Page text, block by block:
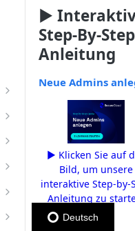
▶️
Step-By-Step
Anleitung
Neue Admins
▶️ Klicken Sie auf
Bild, um unsere
interaktive Step-by-
Anleitung zu
Deutsch